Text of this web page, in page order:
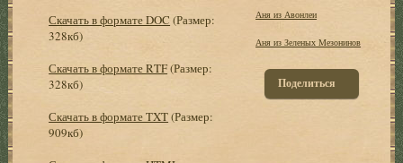
Скачать в формате DOC (Размер:
328кб)
Скачать в формате RTF(Размер:
328кб)
Скачать в формате TXT(Размер:
909кб)
Аня из Авонлеи
Аня из Зеленых Мезонинов
Поделиться